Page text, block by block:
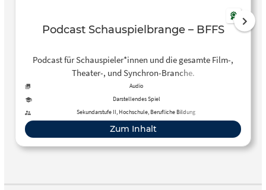
Podcast Schauspielbrange – BFFS
Podcast für Schauspieler*innen und die gesamte Film-,
Theater-, und Synchron-Branche.
Audio
Darstellendes Spiel
Sekundarstufe II, Hochschule, Berufliche Bildung
Zum Inhalt